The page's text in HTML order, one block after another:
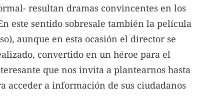
resultan dramas convincentes en los
este sentido sobresale también la película
aunque en esta ocasión el director se
convertido en un héroe para el
que nos invita a plantearnos hasta
acceder a información de sus ciudadanos